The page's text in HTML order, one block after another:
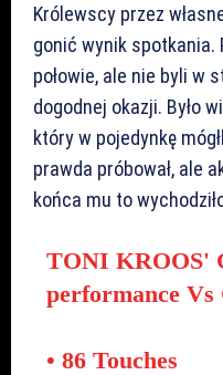
Królewscy przez
gonić wynik spotkania.
połowie, ale nie byli w
dogodnej okazji. Było
który w pojedynkę
prawda próbował, ale
końca mu to
TONI KROOS'
performance Vs
• 86 Touches